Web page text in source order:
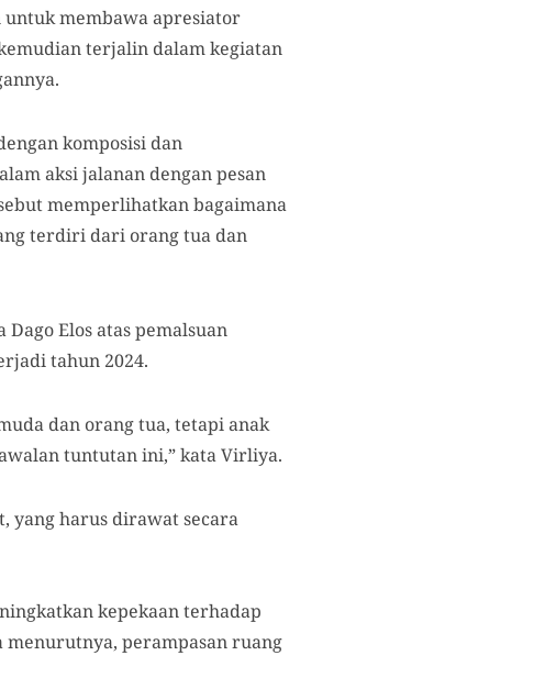
membawa apresiator
terjalin dalam kegiatan
komposisi dan
aksi jalanan dengan pesan
memperlihatkan bagaimana
terdiri dari orang tua dan
Elos atas pemalsuan
tahun 2024.
dan orang tua, tetapi anak
tuntutan ini,” kata Virliya.
yang harus dirawat secara
kepekaan terhadap
menurutnya, perampasan ruang